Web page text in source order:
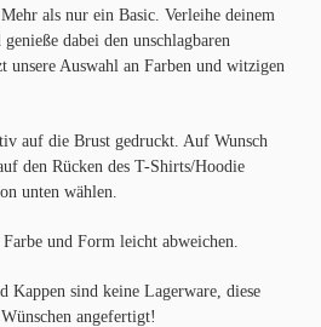
als nur ein Basic. Verleihe deinem
dabei den unschlagbaren
unsere Auswahl an Farben und witzigen
auf die Brust gedruckt. Auf Wunsch
den Rücken des T-Shirts/Hoodie
unten wählen.
und Form leicht abweichen.
Kappen sind keine Lagerware, diese
angefertigt!